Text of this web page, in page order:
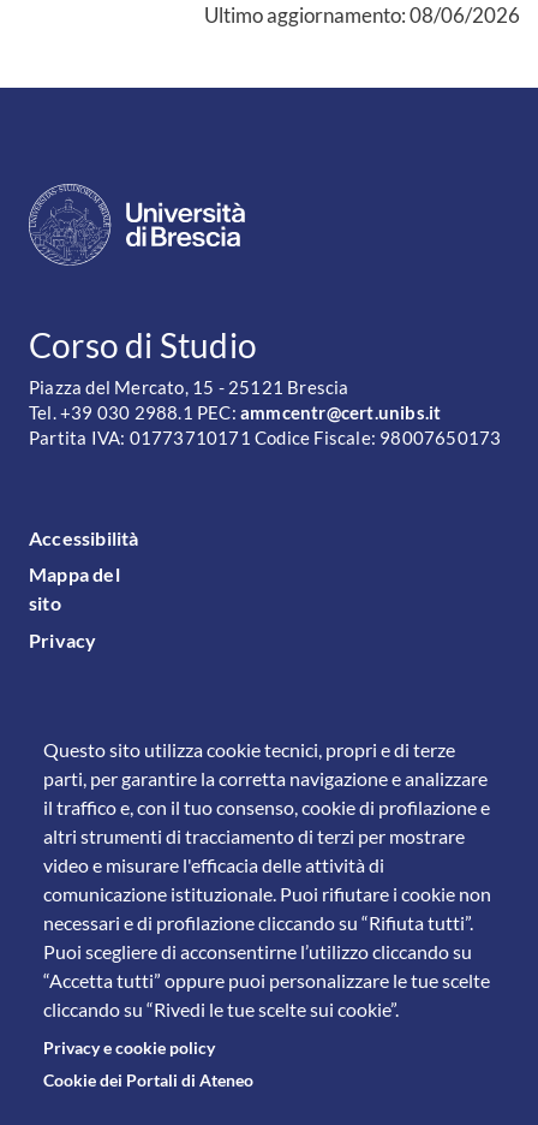
Ultimo aggiornamento:08/06/2026
Questo sito utilizza cookie tecnici, propri e di terze
parti, per garantire la corretta navigazione e analizzare
il traffico e, con il tuo consenso, cookie di profilazione e
altri strumenti di tracciamento di terzi per mostrare
video e misurare l'efficacia delle attività di
comunicazione istituzionale. Puoi rifiutare i cookie non
necessari e di profilazione cliccando su “Rifiuta tutti”.
Puoi scegliere di acconsentirne l’utilizzo cliccando su
“Accetta tutti” oppure puoi personalizzare le tue scelte
cliccando su “Rivedi le tue scelte sui cookie”.
Privacy e cookie policy
Cookie dei Portali di Ateneo
CONTATTI
Corso di Studio
Piazza del Mercato, 15 - 25121 Brescia
Tel. +39 030 2988.1 PEC: ammcentr@cert.unibs.it
Partita IVA: 01773710171 Codice Fiscale: 98007650173
FOOTER MENU
Accessibilità
Mappa del
sito
Privacy